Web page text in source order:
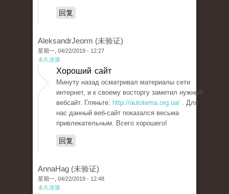
回复
AleksandrJeorm (未验证)
星期一, 04/22/2019 - 12:27
永久连接
Хороший сайт
Минуту назад осматривал материалы сети
интернет, и к своему восторгу заметил нужный
вебсайт. Гляньте: http://autotema.org.ua/ . Для
нас данный веб-сайт показался весьма
привлекательным. Всего хорошего!
回复
AnnaHag (未验证)
星期一, 04/22/2019 - 12:48
永久连接